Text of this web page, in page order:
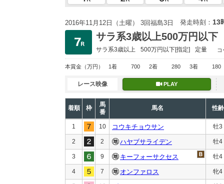
2016年11月12日（土曜） 3回福島3日 発走時刻： 13
サラ系3歳以上500万円以下
サラ系3歳以上 500万円以下[指定] 定量
本賞金 （万円） 1着 700 2着 280 3着 180
レース映像 PLAY
着順 枠
馬
番
馬名 性齢
1 10 コウキチョウサン 牡3
2 2 ハヤブサライデン 牡4
3 9 キーフォーサクセス 牡4
4 7 オンファロス 牝4